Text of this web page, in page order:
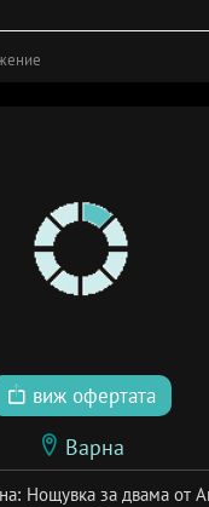
виж офертата
Варна
Нощувка за двама от